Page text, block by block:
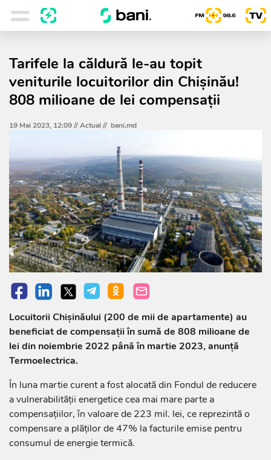
Tarifele la căldură le-au topit
veniturile locuitorilor din Chișinău!
808 milioane de lei compensații
19 Mai 2023, 12:09 //Actual// bani.md
Locuitorii Chișinăului (200 de mii de apartamente) au
beneficiat de compensații în sumă de 808 milioane de
lei din noiembrie 2022 până în martie 2023, anunță
Termoelectrica.
În luna martie curent a fost alocată din Fondul de reducere
a vulnerabilității energetice cea mai mare parte a
compensațiilor, în valoare de 223 mil. lei, ce reprezintă o
compensare a plăților de 47% la facturile emise pentru
consumul de energie termică.